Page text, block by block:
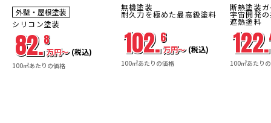
足場
工事費
コミコ
外壁・屋根塗装
シリコン塗装
82.8
万円〜 (税込)
100㎡あたりの価格
足場
工事費
ミ
無機塗装
耐久力を極めた最高級塗料
102.6
万円〜 (税込)
100㎡あたりの価格
足場
工事費
コミコ
ミ
断熱塗装
宇宙開発
遮熱塗料
122.
100㎡あたり